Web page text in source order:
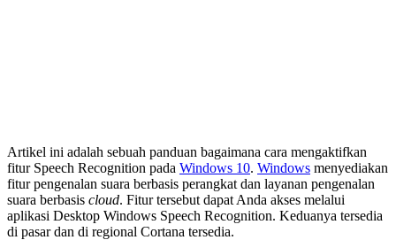
Artikel ini adalah sebuah panduan bagaimana cara mengaktifkan
fitur Speech Recognition pada Windows 10. Windows menyediakan
fitur pengenalan suara berbasis perangkat dan layanan pengenalan
suara berbasis cloud. Fitur tersebut dapat Anda akses melalui
aplikasi Desktop Windows Speech Recognition. Keduanya tersedia
di pasar dan di regional Cortana tersedia.